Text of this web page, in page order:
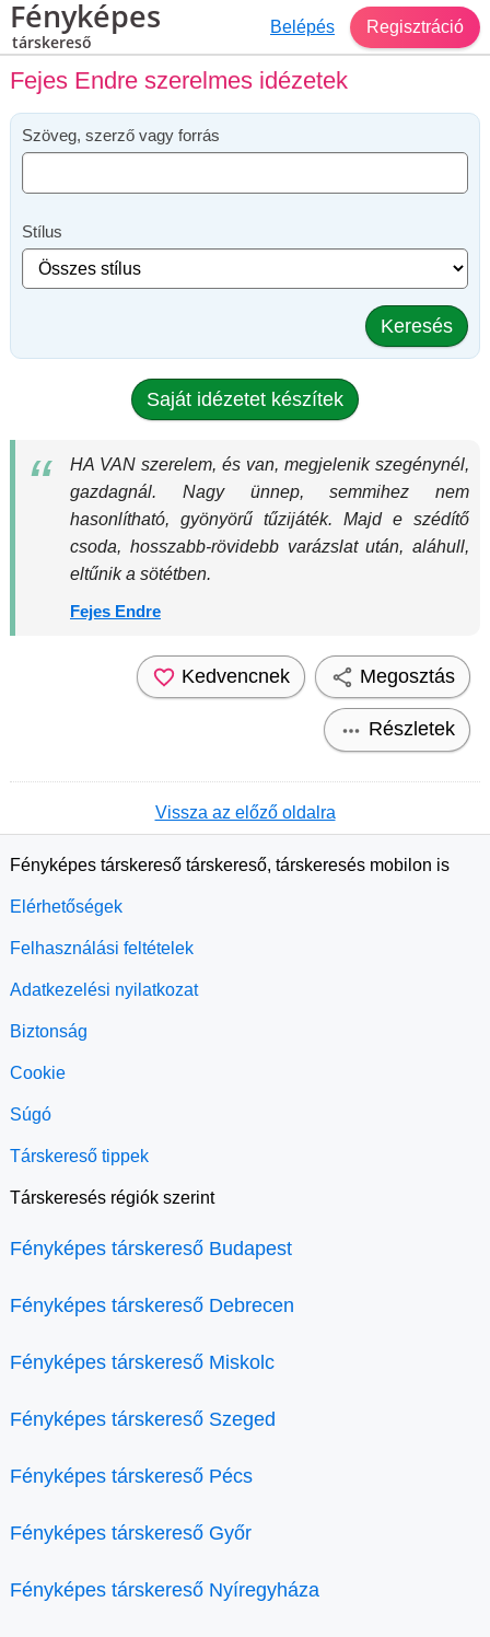
Fényképes
társkereső
Belépés Regisztráció
Fejes Endre szerelmes idézetek
Szöveg, szerző vagy forrás
Stílus
Keresés
Saját idézetet készítek
HA VAN szerelem, és van, megjelenik szegénynél,
gazdagnál. Nagy ünnep, semmihez nem
hasonlítható, gyönyörű tűzijáték. Majd e szédítő
csoda, hosszabb-rövidebb varázslat után, aláhull,
eltűnik a sötétben.
Fejes Endre
Kedvencnek Megosztás
Részletek
Vissza az előző oldalra
Fényképes társkereső társkereső, társkeresés mobilon is
Elérhetőségek
Felhasználási feltételek
Adatkezelési nyilatkozat
Biztonság
Cookie
Súgó
Társkereső tippek
Társkeresés régiók szerint
Fényképes társkereső Budapest
Fényképes társkereső Debrecen
Fényképes társkereső Miskolc
Fényképes társkereső Szeged
Fényképes társkereső Pécs
Fényképes társkereső Győr
Fényképes társkereső Nyíregyháza